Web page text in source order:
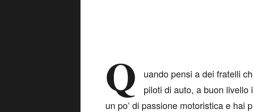
Q
uando pensi a dei fratelli
piloti di auto, a buon
un po’ di passione motoristica e hai